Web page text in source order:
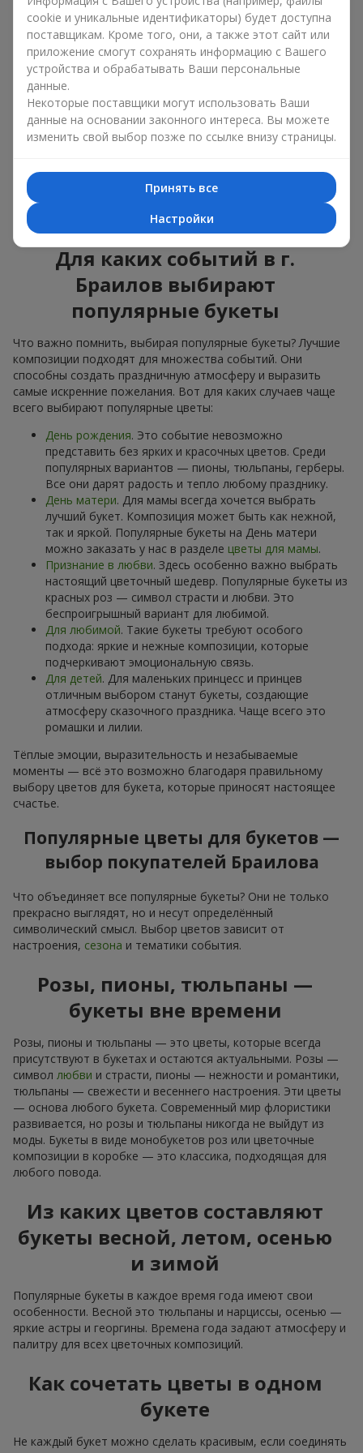
подходят для любого возраста и пола, а их состав
можно адаптировать под любое мероприятие.
Массовые цветочные предпочтения. Пионы,
тюльпаны, ромашки — это популярные букеты,
которые остаются привлекательными для
покупателей. Они не только прекрасно выглядят, но и
отражают атмосферу свежести и природной красоты.
Популярные цветы для букетов часто меняются в
композиции всегда остаются в списке самых
востребованных. Если вы хотите быть уверенными в своём
выборе, смело обращайтесь к этим проверенным временем
цветам.
Для каких событий в г.
Браилов выбирают
популярные букеты
Что важно помнить, выбирая популярные букеты? Лучшие
композиции подходят для множества событий. Они
способны создать праздничную атмосферу и выразить
самые искренние пожелания. Вот для каких случаев чаще
всего выбирают популярные цветы:
День рождения. Это событие невозможно
представить без ярких и красочных цветов. Среди
популярных вариантов — пионы, тюльпаны, герберы.
Все они дарят радость и тепло любому празднику.
День матери. Для мамы всегда хочется выбрать
лучший букет. Композиция может быть как нежной,
так и яркой. Популярные букеты на День матери
можно заказать у нас в разделе цветы для мамы.
Признание в любви. Здесь особенно важно выбрать
настоящий цветочный шедевр. Популярные букеты из
красных роз — символ страсти и любви. Это
беспроигрышный вариант для любимой.
Для любимой. Такие букеты требуют особого
подхода: яркие и нежные композиции, которые
подчеркивают эмоциональную связь.
Для детей. Для маленьких принцесс и принцев
отличным выбором станут букеты, создающие
атмосферу сказочного праздника. Чаще всего это
ромашки и лилии.
Тёплые эмоции, выразительность и незабываемые
моменты — всё это возможно благодаря правильному
выбору цветов для букета, которые приносят настоящее
счастье.
Популярные цветы для букетов —
выбор покупателей Браилова
Что объединяет все популярные букеты? Они не только
прекрасно выглядят, но и несут определённый
символический смысл. Выбор цветов зависит от
настроения, сезона и тематики события.
Розы, пионы, тюльпаны —
букеты вне времени
Розы, пионы и тюльпаны — это цветы, которые всегда
присутствуют в букетах и остаются актуальными. Розы —
символ любви и страсти, пионы — нежности и романтики,
тюльпаны — свежести и весеннего настроения. Эти цветы
— основа любого букета. Современный мир флористики
развивается, но розы и тюльпаны никогда не выйдут из
моды. Букеты в виде монобукетов роз или цветочные
композиции в коробке — это классика, подходящая для
любого повода.
Из каких цветов составляют
букеты весной, летом, осенью
и зимой
Популярные букеты в каждое время года имеют свои
особенности. Весной это тюльпаны и нарциссы, осенью —
яркие астры и георгины. Времена года задают атмосферу и
палитру для всех цветочных композиций.
Как сочетать цветы в одном
букете
Не каждый букет можно сделать красивым, если соединять
cookie и уникальные идентификаторы) будет доступна
поставщикам. Кроме того, они, а также этот сайт или
приложение смогут сохранять информацию с Вашего
устройства и обрабатывать Ваши персональные
данные.
Некоторые поставщики могут использовать Ваши
данные на основании законного интереса. Вы можете
изменить свой выбор позже по ссылке внизу страницы.
Принять все
Настройки